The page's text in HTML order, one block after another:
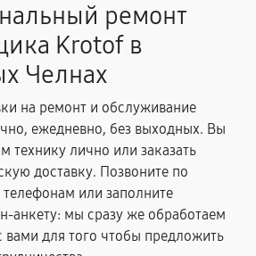
ремонт
Krotof в
Челнах
на ремонт и обслуживание
ежедневно, без выходных. Вы
технику лично или заказать
доставку. Позвоните по
или заполните
анкету: мы сразу же обработаем
вами для того чтобы предложить